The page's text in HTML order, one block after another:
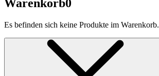
Warenkorb0
Es befinden sich keine Produkte im Warenkorb.